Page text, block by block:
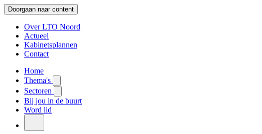
Doorgaan naar content
Over LTO Noord
Actueel
Kabinetsplannen
Contact
Home
Thema's
Sectoren
Bij jou in de buurt
Word lid